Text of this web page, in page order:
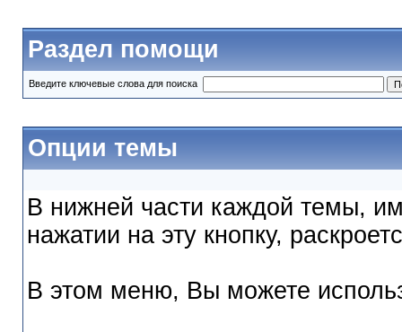
Раздел помощи
Введите ключевые слова для поиска
Опции темы
В нижней части каждой темы,
нажатии на эту кнопку,
В этом меню, Вы можете